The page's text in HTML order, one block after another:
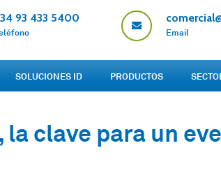
93 433 5400
Email
SOLUCIONES ID PRODUCTOS
clave para un